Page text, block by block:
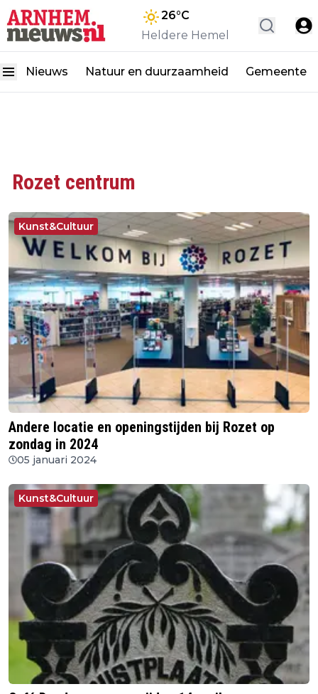
26°C
Heldere Hemel
Nieuws Natuur en duurzaamheid Gemeente
Rozet centrum
Kunst&Cultuur
Andere locatie en openingstijden bij Rozet op
zondag in 2024
05 januari 2024
Kunst&Cultuur